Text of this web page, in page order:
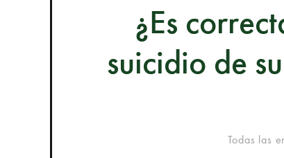
¿Es
suicidio de
Todas las